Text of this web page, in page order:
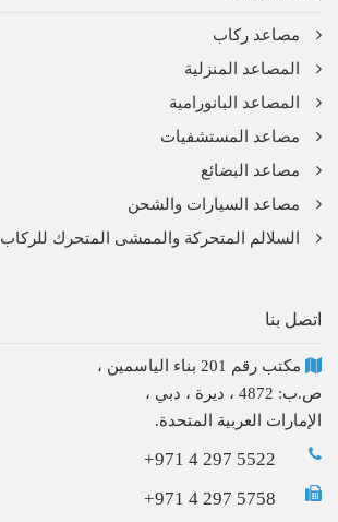
مصاعد ركاب
المصاعد المنزلية
المصاعد البانورامية
مصاعد المستشفيات
مصاعد البضائع
مصاعد السيارات والشحن
السلالم المتحركة والممشى المتحرك للركاب
اتصل بنا
مكتب رقم 201 بناء الياسمين ،
ص.ب: 4872 ، ديرة ، دبي ،
الإمارات العربية المتحدة.
+971 4 297 5522
+971 4 297 5758